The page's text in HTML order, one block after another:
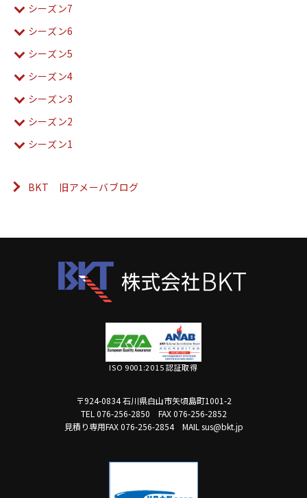
シーズン7
シーズン6
シーズン5
シーズン4
シーズン3
シーズン2
シーズン1
BKT 旧アメーバブログ
ISO 9001:2015 認証取得
〒924-0834 石川県白山市矢頃島町1001-2
TEL 076-256-2850
FAX 076-256-2852
見積り専用FAX 076-256-2854
MAIL sus@bkt.jp